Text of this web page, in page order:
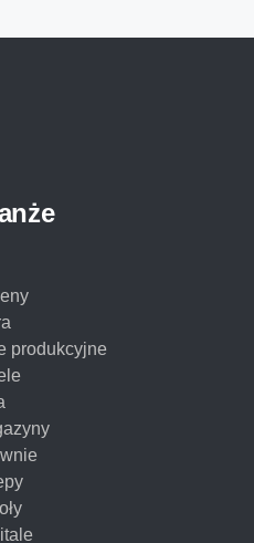
produkcyjne